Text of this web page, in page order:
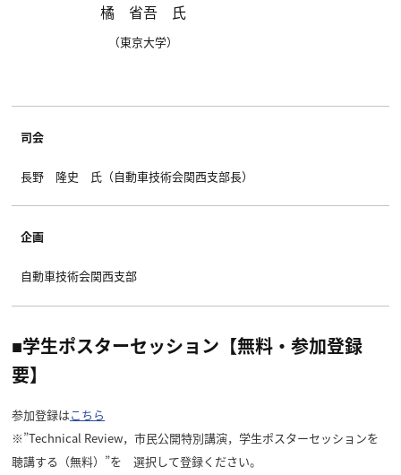
橘 省吾 氏
（東京大学）
司会
長野 隆史 氏（自動車技術会関西支部長）
企画
自動車技術会関西支部
■学生ポスターセッション【無料・参加登録
要】
参加登録はこちら
※”Technical Review，市民公開特別講演，学生ポスターセッションを
聴講する（無料）”を 選択して登録ください。